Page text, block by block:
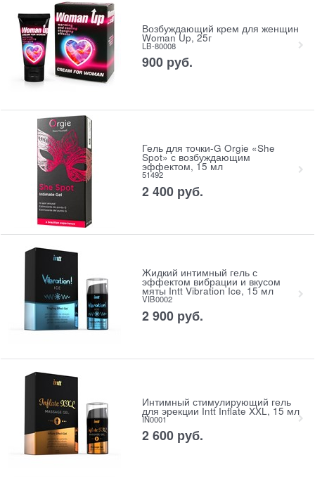
Возбуждающий крем для женщин
Woman Up, 25г
LB-80008
900 руб.
Гель для точки-G Orgie «She
Spot» с возбуждающим
эффектом, 15 мл
51492
2 400 руб.
Жидкий интимный гель с
эффектом вибрации и вкусом
мяты Intt Vibration Ice, 15 мл
VIB0002
2 900 руб.
Интимный стимулирующий гель
для эрекции Intt Inflate XXL, 15 мл
IN0001
2 600 руб.